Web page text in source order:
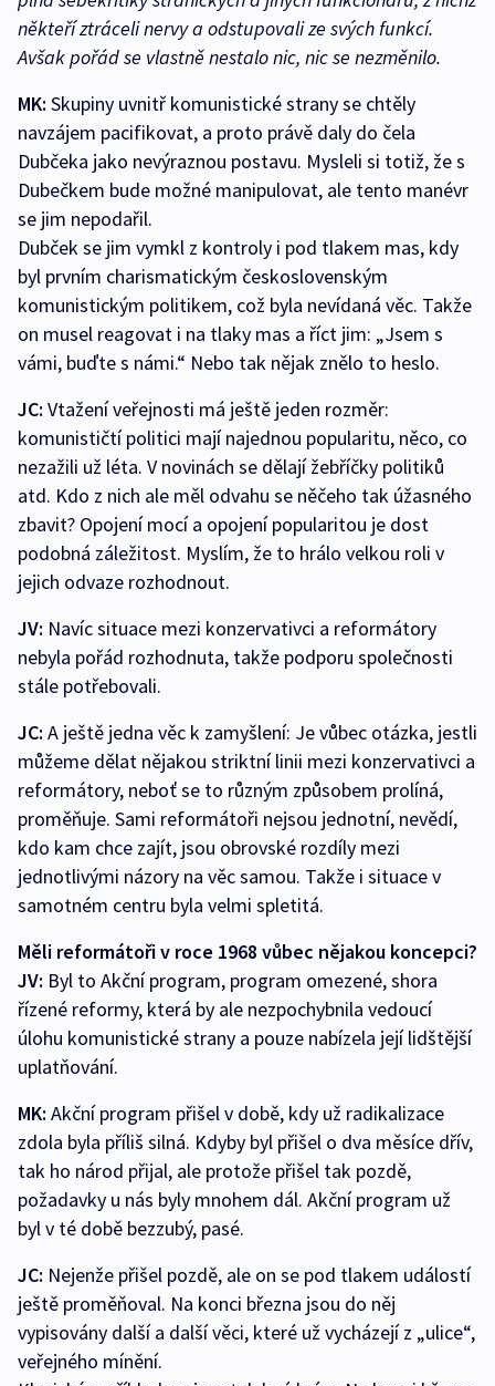
někteří ztráceli nervy a odstupovali ze svých funkcí.
Avšak pořád se vlastně nestalo nic, nic se nezměnilo.
MK: Skupiny uvnitř komunistické strany se chtěly
navzájem pacifikovat, a proto právě daly do čela
Dubčeka jako nevýraznou postavu. Mysleli si totiž, že s
Dubečkem bude možné manipulovat, ale tento manévr
se jim nepodařil.
Dubček se jim vymkl z kontroly i pod tlakem mas, kdy
byl prvním charismatickým československým
komunistickým politikem, což byla nevídaná věc. Takže
on musel reagovat i na tlaky mas a říct jim: „Jsem s
vámi, buďte s námi.“ Nebo tak nějak znělo to heslo.
JC: Vtažení veřejnosti má ještě jeden rozměr:
komunističtí politici mají najednou popularitu, něco, co
nezažili už léta. V novinách se dělají žebříčky politiků
atd. Kdo z nich ale měl odvahu se něčeho tak úžasného
zbavit? Opojení mocí a opojení popularitou je dost
podobná záležitost. Myslím, že to hrálo velkou roli v
jejich odvaze rozhodnout.
JV: Navíc situace mezi konzervativci a reformátory
nebyla pořád rozhodnuta, takže podporu společnosti
stále potřebovali.
JC: A ještě jedna věc k zamyšlení: Je vůbec otázka, jestli
můžeme dělat nějakou striktní linii mezi konzervativci a
reformátory, neboť se to různým způsobem prolíná,
proměňuje. Sami reformátoři nejsou jednotní, nevědí,
kdo kam chce zajít, jsou obrovské rozdíly mezi
jednotlivými názory na věc samou. Takže i situace v
samotném centru byla velmi spletitá.
Měli reformátoři v roce 1968 vůbec nějakou koncepci?
JV: Byl to Akční program, program omezené, shora
řízené reformy, která by ale nezpochybnila vedoucí
úlohu komunistické strany a pouze nabízela její lidštější
uplatňování.
MK: Akční program přišel v době, kdy už radikalizace
zdola byla příliš silná. Kdyby byl přišel o dva měsíce dřív,
tak ho národ přijal, ale protože přišel tak pozdě,
požadavky u nás byly mnohem dál. Akční program už
byl v té době bezzubý, pasé.
JC: Nejenže přišel pozdě, ale on se pod tlakem událostí
ještě proměňoval. Na konci března jsou do něj
vypisovány další a další věci, které už vycházejí z „ulice“,
veřejného mínění.